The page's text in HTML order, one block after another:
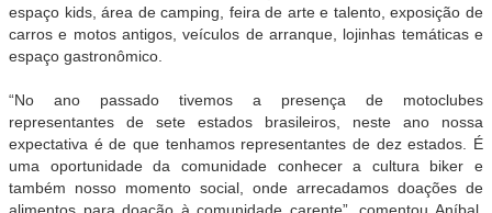
espaço kids, área de camping, feira de arte e talento, exposição de
carros e motos antigos, veículos de arranque, lojinhas temáticas e
espaço gastronômico.
“No ano passado tivemos a presença de motoclubes
representantes de sete estados brasileiros, neste ano nossa
expectativa é de que tenhamos representantes de dez estados. É
uma oportunidade da comunidade conhecer a cultura biker e
também nosso momento social, onde arrecadamos doações de